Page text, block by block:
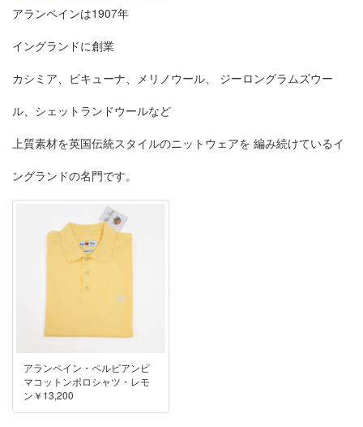
アランペインは1907年
イングランドに創業
カシミア、ビキューナ、メリノウール、 ジーロングラムズウー
ル、シェットランドウールなど
上質素材を英国伝統スタイルのニットウェアを 編み続けているイ
ングランドの名門です。
アランペイン・ペルビアンピ
マコットンポロシャツ・レモ
ン￥13,200